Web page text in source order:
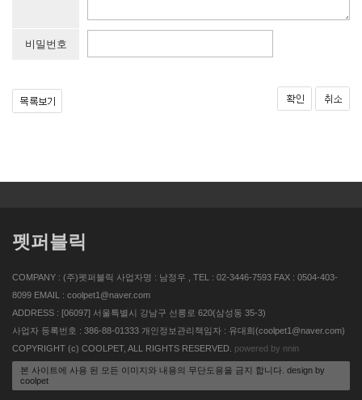
비밀번호
펫퍼블릭
COMPANY : (주)펫퍼블릭 사업자명 : 남정우 , TEL : 02-3446-7593 FAX : 0504-403-
8099 EMAIL : coolpet1@naver.com
ADDRESS : [06097] 서울특별시 강남구 선릉로 620(삼성동 35-3)
사업자 등록번호 : 386-88-01333 개인정보관리책임자 : 유대희(coolpet1@naver.com)
COPYRIGHT (c) COOLPET, ALL RIGHTS RESERVED. powered by nnin
본 사이트에 사용 된 모든 이미지와 내용의 무단도용을 금지 합니다. design by
coolpet